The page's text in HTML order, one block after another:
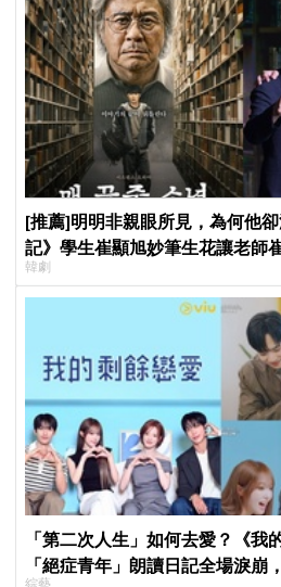
[推薦]明明非親眼所見，為何他
記》學生崔顯旭妙筆生花讓老師
韓劇
「第二次人生」如何去愛？《我
「絕症青年」朗讀日記全場淚崩
綜藝